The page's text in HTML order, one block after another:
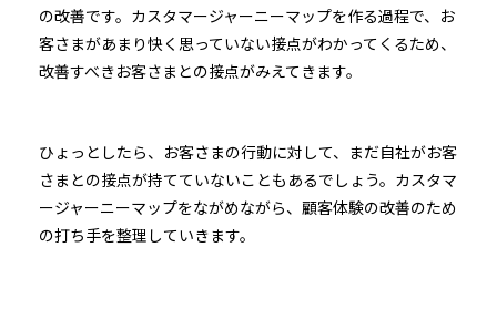
の改善です。カスタマージャーニーマップを作る過程で、お
客さまがあまり快く思っていない接点がわかってくるため、
改善すべきお客さまとの接点がみえてきます。
ひょっとしたら、お客さまの行動に対して、まだ自社がお客
さまとの接点が持てていないこともあるでしょう。カスタマ
ージャーニーマップをながめながら、顧客体験の改善のため
の打ち手を整理していきます。